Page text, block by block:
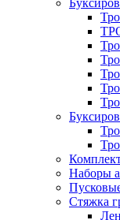
Наборы
Стяжка